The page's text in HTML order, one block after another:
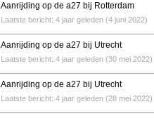
Aanrijding op de a27 bij Rotterdam
Laatste bericht: 4 jaar geleden (4 juni 2022)
Aanrijding op de a27 bij Utrecht
Laatste bericht: 4 jaar geleden (30 mei 2022)
Aanrijding op de a27 bij Utrecht
Laatste bericht: 4 jaar geleden (28 mei 2022)